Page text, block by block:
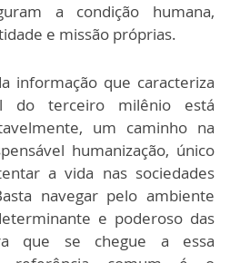
a condição humana,
e missão próprias.
informação que caracteriza
do terceiro milênio está
um caminho na
humanização, único
a vida nas sociedades
navegar pelo ambiente
e poderoso das
que se chegue a essa